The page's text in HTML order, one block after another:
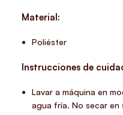
Material:
Poliéster
Instrucciones de
Lavar a máquina en
agua fría. No secar en